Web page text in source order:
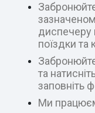
диспечеру
поїздки та
та
заповніть
Ми